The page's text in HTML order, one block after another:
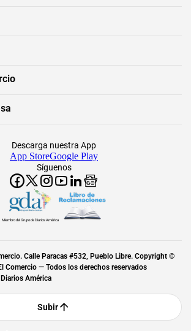
Síguenos
Descarga nuestra App
App StoreGoogle Play
Miembro del Grupo de Diarios América
Calle Paracas #532, Pueblo Libre. Copyright ©
Comercio — Todos los derechos reservados
América
Subir